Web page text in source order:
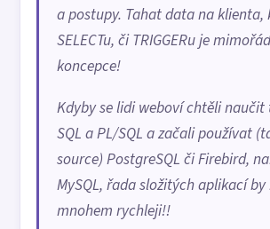
a postupy. Tahat data na klienta,
SELECTu, či TRIGGERu je
koncepce!
Kdyby se lidi weboví chtěli naučit
SQL a PL/SQL a začali používat
source) PostgreSQL či Firebird,
MySQL, řada složitých aplikací by
mnohem rychleji!!